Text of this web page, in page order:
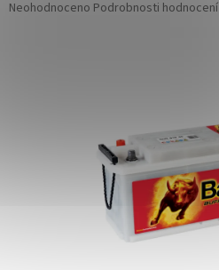
Průměrné
Neohodnoceno Podrobnosti hodnocení